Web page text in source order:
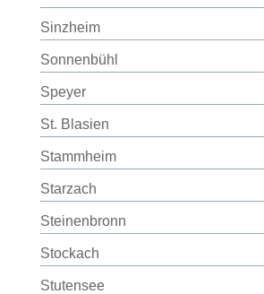
Sinzheim
Sonnenbühl
Speyer
St. Blasien
Stammheim
Starzach
Steinenbronn
Stockach
Stutensee